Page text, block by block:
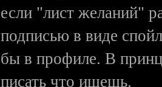
если "лист желаний"
подписью в виде
бы в профиле. В
писать что ищешь.